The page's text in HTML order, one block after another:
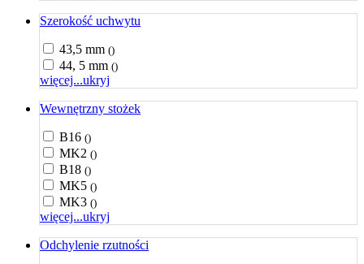
Szerokość uchwytu
43,5 mm ()
44, 5 mm ()
więcej...ukryj
Wewnętrzny stożek
B16 ()
MK2 ()
B18 ()
MK5 ()
MK3 ()
więcej...ukryj
Odchylenie rzutności